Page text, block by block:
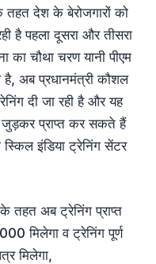
तहत देश के बेरोजगारों को
है पहला दूसरा और तीसरा
चौथा चरण यानी पीएम
अब प्रधानमंत्री कौशल
दी जा रही है और यह
प्राप्त कर सकते हैं
इंडिया ट्रेनिंग सेंटर
तहत अब ट्रेनिंग प्राप्त
मिलेगा व ट्रेनिंग पूर्ण
मिलेगा,